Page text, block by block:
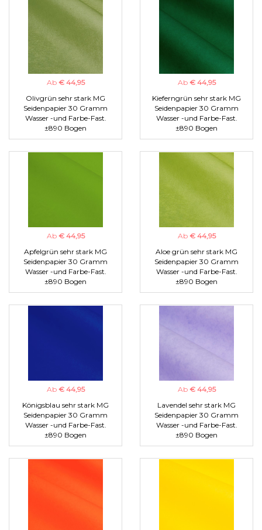
Ab € 44,95
Olivgrün sehr stark MG
Seidenpapier 30 Gramm
Wasser -und Farbe-Fast.
±890 Bogen
Ab € 44,95
Kieferngrün sehr stark MG
Seidenpapier 30 Gramm
Wasser -und Farbe-Fast.
±890 Bogen
Ab € 44,95
Apfelgrün sehr stark MG
Seidenpapier 30 Gramm
Wasser -und Farbe-Fast.
±890 Bogen
Ab € 44,95
Aloe grün sehr stark MG
Seidenpapier 30 Gramm
Wasser -und Farbe-Fast.
±890 Bogen
Ab € 44,95
Königsblau sehr stark MG
Seidenpapier 30 Gramm
Wasser -und Farbe-Fast.
±890 Bogen
Ab € 44,95
Lavendel sehr stark MG
Seidenpapier 30 Gramm
Wasser -und Farbe-Fast.
±890 Bogen